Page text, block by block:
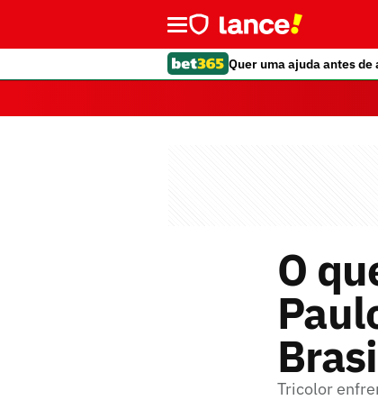
Quer uma ajuda antes de
O
Tricolor